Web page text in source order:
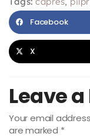
Facebook
X
Leave
Your email
are marked *